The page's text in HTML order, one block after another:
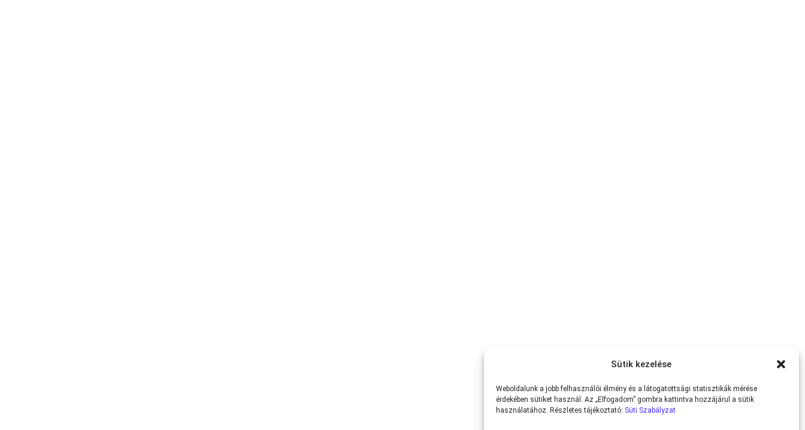
Sütik kezelése
Weboldalunk a jobb felhasználói élmény és a látogatottsági statisztikák mérése
érdekében sütiket használ. Az „Elfogadom” gombra kattintva hozzájárul a sütik
használatához. Részletes tájékoztató: Süti Szabályzat